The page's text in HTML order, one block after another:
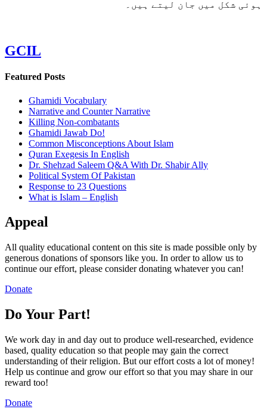
ہوئی شکل میں جان لیتے ہیں۔
GCIL
Featured Posts
Ghamidi Vocabulary
Narrative and Counter Narrative
Killing Non-combatants
Ghamidi Jawab Do!
Common Misconceptions About Islam
Quran Exegesis In English
Dr. Shehzad Saleem Q&A With Dr. Shabir Ally
Political System Of Pakistan
Response to 23 Questions
What is Islam – English
Appeal
All quality educational content on this site is made possible only by
generous donations of sponsors like you. In order to allow us to
continue our effort, please consider donating whatever you can!
Donate
Do Your Part!
We work day in and day out to produce well-researched, evidence
based, quality education so that people may gain the correct
understanding of their religion. But our effort costs a lot of money!
Help us continue and grow our effort so that you may share in our
reward too!
Donate